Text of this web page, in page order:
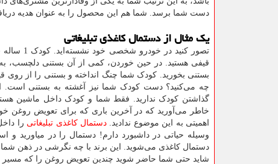
دست شما برسد. شما هم این محصول را به عنوان هدیه
یک مثال از دستمال کاغذی تبلیغاتی
تصور
قیفی هستید. در حین خوردن، کمی از آن بستنی دلچسب، به
بستنی بخورید. کودک شما چنگ انداخته و بستنی را از
چه می‌کنید؟ دست کودک شما نیز آغشته به بستنی است.
گذاشتن کودک ندارید. فقط شما و کودک داخل ماشین
خاطر می‌آورید که در آخرین باری که برای تعویض روغن
اهمیتی به این موضوع ندادید. دستمال کاغذی تبلیغاتی را
وسیله حیاتی در داشبورد دارم! دستمال را در میاورید
دستمال کاغذی می‌شوید. این برند با چه نگرشی در ذهن شما
شاید حتی شما حاضر شوید چندین تعویض روغن را که